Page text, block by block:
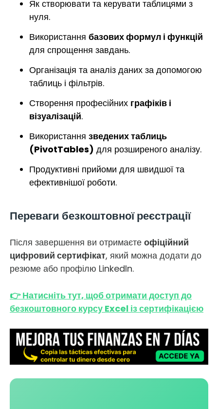
Як створювати та керувати таблицями з
нуля.
Використання базових формул і функцій
для спрощення завдань.
Організація та аналіз даних за допомогою
таблиць і фільтрів.
Створення професійних графіків і
візуалізацій.
Використання зведених таблиць
(PivotTables) для розширеного аналізу.
Продуктивні прийоми для швидшої та
ефективнішої роботи.
Переваги безкоштовної реєстрації
Після завершення ви отримаєте офіційний
цифровий сертифікат, який можна додати до
резюме або профілю LinkedIn.
👉 Натисніть тут, щоб отримати доступ до
безкоштовного курсу Excel із сертифікацією